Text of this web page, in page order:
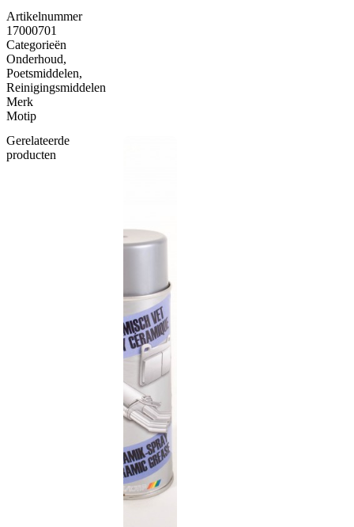
Artikelnummer
17000701
Categorieën
Onderhoud,
Poetsmiddelen,
Reinigingsmiddelen
Merk
Motip
Gerelateerde
producten